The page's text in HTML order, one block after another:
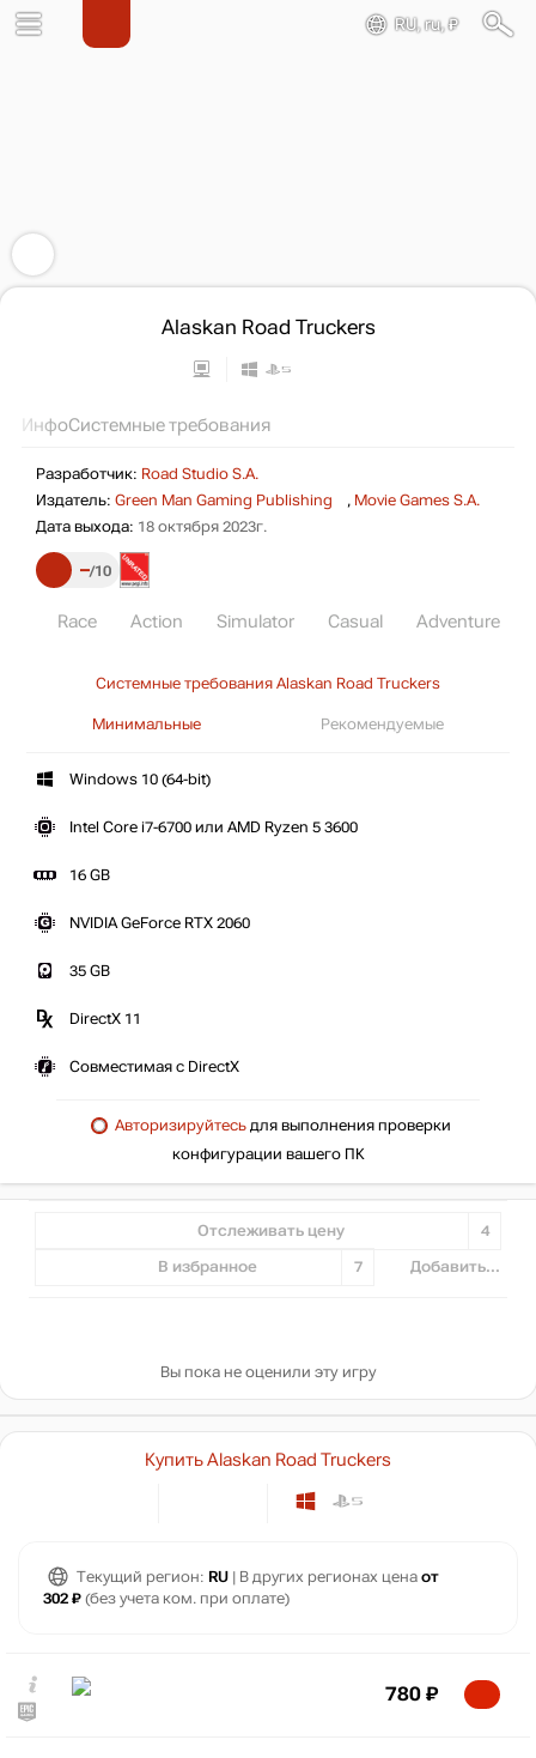
RU, ru, ₽
Alaskan Road Truckers
ИнфоСистемные требования
Разработчик: Road Studio S.A.
Издатель: Green Man Gaming Publishing , Movie Games S.A.
Дата выхода: 18 октября 2023г.
– 10
Race Action Simulator Casual Adventure
Системные требования Alaskan Road Truckers
Минимальные Рекомендуемые
Windows 10 (64-bit)
Intel Core i7-6700 или AMD Ryzen 5 3600
16 GB
NVIDIA GeForce RTX 2060
35 GB
DirectX 11
Совместимая с DirectX
Авторизируйтесь для выполнения проверки
конфигурации вашего ПК
Отслеживать цену 4
В избранное 7 Добавить...
Вы пока не оценили эту игру
Купить Alaskan Road Truckers
Текущий регион: RU | В других регионах цена от
302 ₽ (без учета ком. при оплате)
780 ₽